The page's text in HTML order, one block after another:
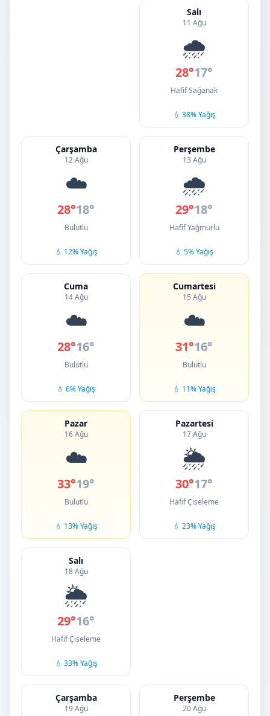
Salı
11 Ağu
🌧️
28°17°
Hafif Sağanak
💧 38% Yağış
Çarşamba
12 Ağu
☁️
28°18°
Bulutlu
💧 12% Yağış
Perşembe
13 Ağu
🌧️
29°18°
Hafif Yağmurlu
💧 5% Yağış
Cuma
14 Ağu
☁️
28°16°
Bulutlu
💧 6% Yağış
Cumartesi
15 Ağu
☁️
31°16°
Bulutlu
💧 11% Yağış
Pazar
16 Ağu
☁️
33°19°
Bulutlu
💧 13% Yağış
Pazartesi
17 Ağu
🌦️
30°17°
Hafif Çiseleme
💧 23% Yağış
Salı
18 Ağu
🌦️
29°16°
Hafif Çiseleme
💧 33% Yağış
Çarşamba
19 Ağu
Perşembe
20 Ağu